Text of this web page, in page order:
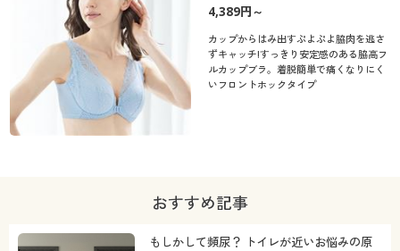
4,389円～
カップからはみ出すぷよぷよ脇肉を逃さ
ずキャッチ!すっきり安定感のある脇高フ
ルカップブラ。着脱簡単で痛くなりにく
いフロントホックタイプ
おすすめ記事
もしかして頻尿？ トイレが近いお悩みの原